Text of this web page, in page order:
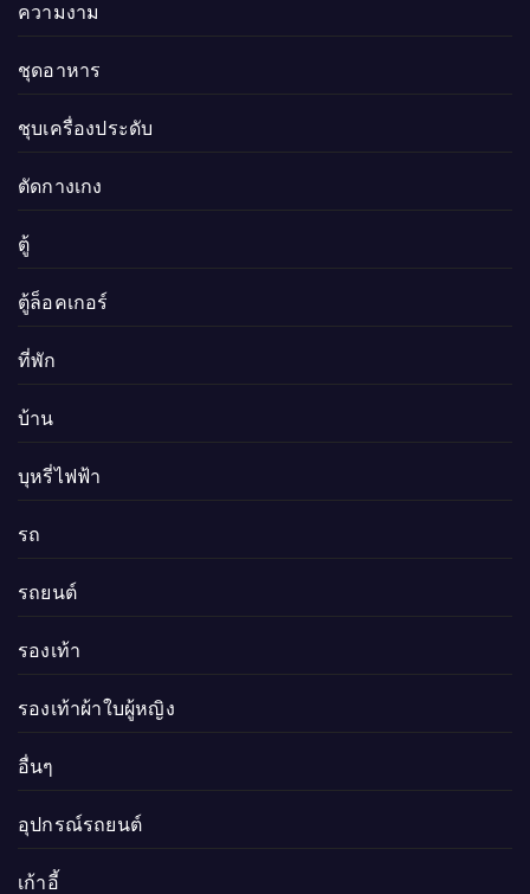
ความงาม
ชุดอาหาร
ชุบเครื่องประดับ
ตัดกางเกง
ตู้
ตู้ล็อคเกอร์
ที่พัก
บ้าน
บุหรี่ไฟฟ้า
รถ
รถยนต์
รองเท้า
รองเท้าผ้าใบผู้หญิง
อื่นๆ
อุปกรณ์รถยนต์
เก้าอี้